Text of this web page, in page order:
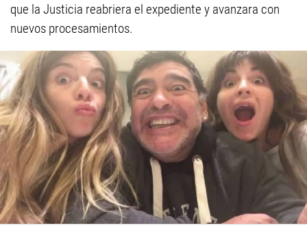
que la Justicia reabriera el expediente y avanzara con
nuevos procesamientos.